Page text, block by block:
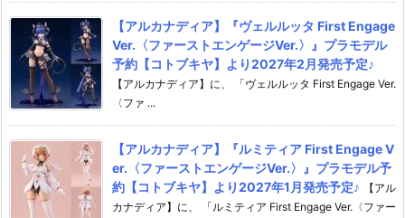
【アルカナディア】『ヴェルルッタ First Engage
Ver.〈ファーストエンゲージVer.〉』プラモデル
予約【コトブキヤ】より2027年2月発売予定♪
【アルカナディア】に、 「ヴェルルッタ First Engage Ver.
〈ファ ...
【アルカナディア】『ルミティア First Engage V
er.〈ファーストエンゲージVer.〉』プラモデル予
約【コトブキヤ】より2027年1月発売予定♪
【アル
カナディア】に、 「ルミティア First Engage Ver.〈ファー